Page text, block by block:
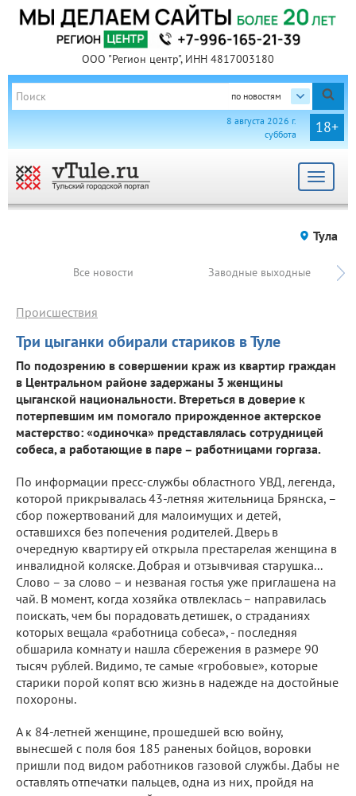
ООО "Регион центр", ИНН 4817003180
по новостям
18+
8 августа 2026 г.
суббота
Toggle
Тула
Все новости Заводные выходные
Три цыганки обирали стариков в Туле
Происшествия
По подозрению в совершении краж из квартир граждан
в Центральном районе задержаны 3 женщины
цыганской национальности. Втереться в доверие к
потерпевшим им помогало прирожденное актерское
мастерство: «одиночка» представлялась сотрудницей
собеса, а работающие в паре – работницами горгаза.
По информации пресс-службы областного УВД, легенда,
которой прикрывалась 43-летняя жительница Брянска, –
сбор пожертвований для малоимущих и детей,
оставшихся без попечения родителей. Дверь в
очередную квартиру ей открыла престарелая женщина в
инвалидной коляске. Добрая и отзывчивая старушка...
Слово – за слово – и незваная гостья уже приглашена на
чай. В момент, когда хозяйка отвлеклась – направилась
поискать, чем бы порадовать детишек, о страданиях
которых вещала «работница собеса», - последняя
обшарила комнату и нашла сбережения в размере 90
тысяч рублей. Видимо, те самые «гробовые», которые
старики порой копят всю жизнь в надежде на достойные
похороны.
А к 84-летней женщине, прошедшей всю войну,
вынесшей с поля боя 185 раненых бойцов, воровки
пришли под видом работников газовой службы. Дабы не
оставлять отпечатки пальцев, одна из них, пройдя на